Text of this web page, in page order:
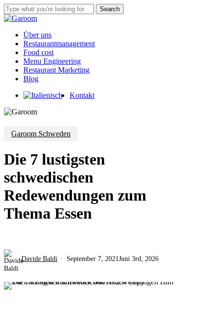
Skip
to
content
Search
Close
Menu
Über uns
Restaurantmanagement
Food cost
Menu Engineering
Restaurant Marketing
Blog
Kontakt
Garoom Schweden
Die 7 lustigsten
schwedischen
Redewendungen zum
Thema Essen
Davide Baldi September 7, 2021 Juni 3rd, 2026